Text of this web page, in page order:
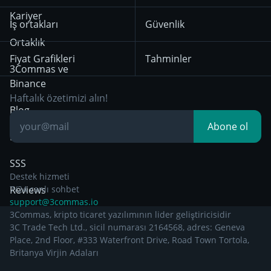
HTX
Bybit
BNB
Trading
Position Trading
Day Trading
Breakout Trading
Kullanım Koşulları
29 Aralık 2024’ten
itibaren geçerli olan
Gizlilik Bildirimi
Other Legal
Documentation
Kariyer
Ortaklık
3Commas ve
Binance
Blog
Bilgiye dayalı
SSS
Reviews
İş ortakları
Fiyat Grafikleri
Güvenlik
Tahminler
Haftalık özetimizi alın!
Abone ol
Destek hizmeti
7/24 canlı sohbet
support@3commas.io
3Commas, kripto ticaret yazılımının lider geliştiricisidir
3C Trade Tech Ltd., sicil numarası 2164568, adres: Geneva
Place, 2nd Floor, #333 Waterfront Drive, Road Town Tortola,
Britanya Virjin Adaları